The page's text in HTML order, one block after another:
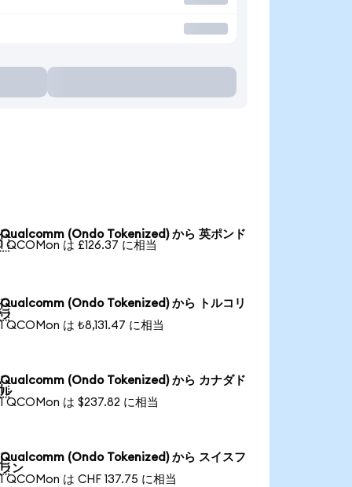
Qualcomm (Ondo Tokenized) から 英ポンド
1 QCOMon は £126.37 に相当
Qualcomm (Ondo Tokenized) から トルコリ
ラ
1 QCOMon は ₺8,131.47 に相当
Qualcomm (Ondo Tokenized) から カナダド
ル
1 QCOMon は $237.82 に相当
Qualcomm (Ondo Tokenized) から スイスフ
ラン
1 QCOMon は CHF 137.75 に相当